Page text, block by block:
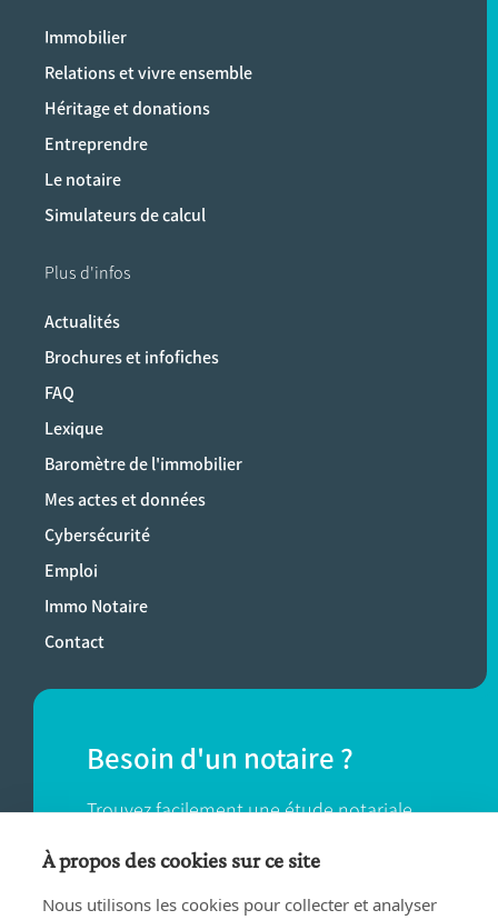
Immobilier
Relations et vivre ensemble
Héritage et donations
Entreprendre
Le notaire
Simulateurs de calcul
Plus d'infos
Actualités
Brochures et infofiches
FAQ
Lexique
Baromètre de l'immobilier
Mes actes et données
Cybersécurité
Emploi
Immo Notaire
Contact
Besoin d'un notaire ?
Trouvez facilement une étude notariale
près de chez vous.
TROUVER UN NOTAIRE
À propos des cookies sur ce site
Nous utilisons les cookies pour collecter et analyser